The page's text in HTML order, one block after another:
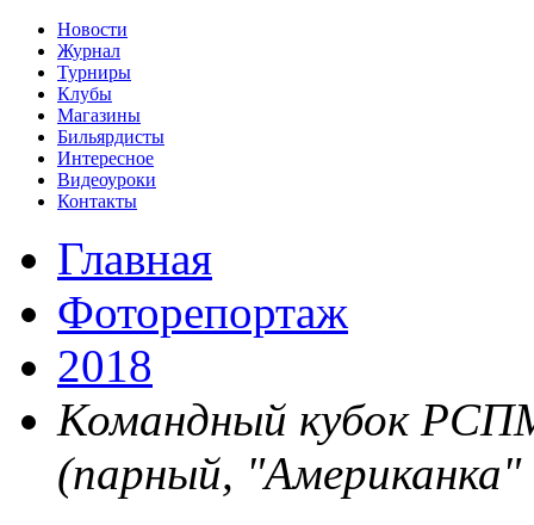
Новости
Журнал
Турниры
Клубы
Магазины
Бильярдисты
Интересное
Видеоуроки
Контакты
Главная
Фоторепортаж
2018
Командный кубок
(парный,